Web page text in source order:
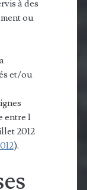
à des
ou
et/ou
entre 1
2012
).